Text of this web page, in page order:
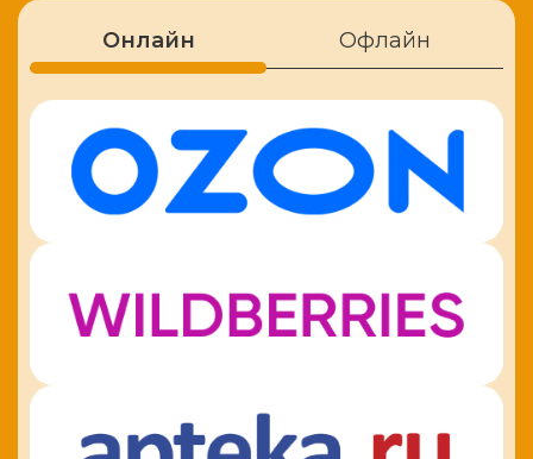
Онлайн Офлайн